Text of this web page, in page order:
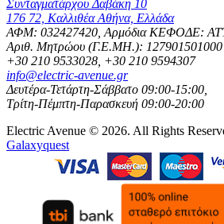
Συνταγματάρχου Δαβάκη 10
176 72, Καλλιθέα Αθήνα, Ελλάδα
ΑΦΜ: 032427420, Αρμόδια ΚΕΦΟΔΕ:
Αριθ. Μητρώου (Γ.Ε.ΜΗ.): 127901501000
+30 210 9533028, +30 210 9594307
info@electric-avenue.gr
Δευτέρα-Τετάρτη-Σάββατο 09:00-15:00,
Τρίτη-Πέμπτη-Παρασκευή 09:00-20:00
Electric Avenue © 2026. All Rights
Galaxyquest